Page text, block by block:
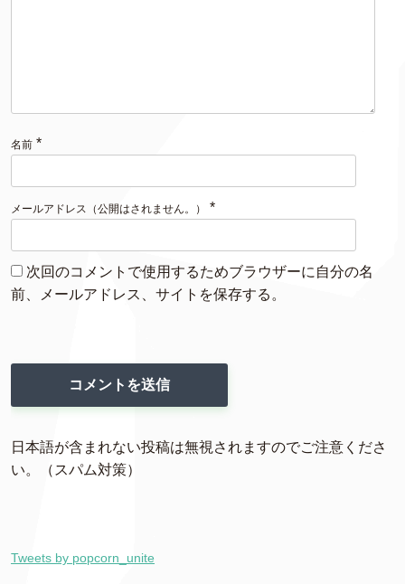
名前 *
メールアドレス（公開はされません。） *
次回のコメントで使用するためブラウザーに自分の名
前、メールアドレス、サイトを保存する。
日本語が含まれない投稿は無視されますのでご注意くださ
い。（スパム対策）
Tweets by popcorn_unite